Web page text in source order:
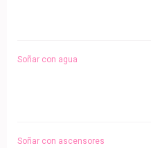
Soñar con agua
Soñar con ascensores